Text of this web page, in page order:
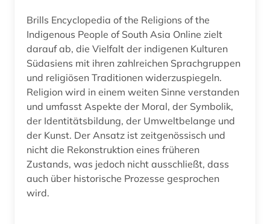
Brills Encyclopedia of the Religions of the
Indigenous People of South Asia Online zielt
darauf ab, die Vielfalt der indigenen Kulturen
Südasiens mit ihren zahlreichen Sprachgruppen
und religiösen Traditionen widerzuspiegeln.
Religion wird in einem weiten Sinne verstanden
und umfasst Aspekte der Moral, der Symbolik,
der Identitätsbildung, der Umweltbelange und
der Kunst. Der Ansatz ist zeitgenössisch und
nicht die Rekonstruktion eines früheren
Zustands, was jedoch nicht ausschließt, dass
auch über historische Prozesse gesprochen
wird.